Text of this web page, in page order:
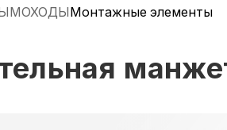
Монтажные элементы